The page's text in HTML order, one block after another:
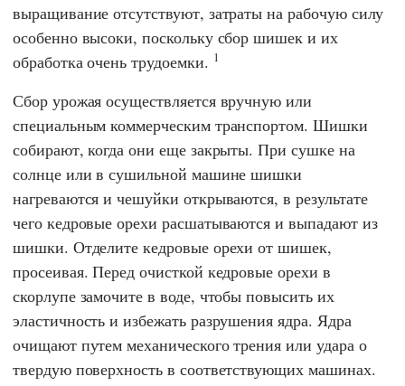
выращивание отсутствуют, затраты на рабочую силу
особенно высоки, поскольку сбор шишек и их
обработка очень трудоемки. 1
Сбор урожая осуществляется вручную или
специальным коммерческим транспортом. Шишки
собирают, когда они еще закрыты. При сушке на
солнце или в сушильной машине шишки
нагреваются и чешуйки открываются, в результате
чего кедровые орехи расшатываются и выпадают из
шишки. Отделите кедровые орехи от шишек,
просеивая. Перед очисткой кедровые орехи в
скорлупе замочите в воде, чтобы повысить их
эластичность и избежать разрушения ядра. Ядра
очищают путем механического трения или удара о
твердую поверхность в соответствующих машинах.